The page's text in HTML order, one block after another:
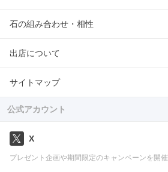
石の組み合わせ・相性
出店について
サイトマップ
公式アカウント
X
プレゼント企画や期間限定のキャンペーンを開催